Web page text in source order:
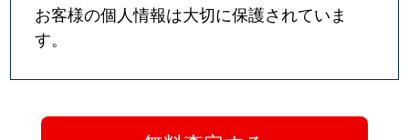
お客様の個人情報は大切に保護されていま
す。